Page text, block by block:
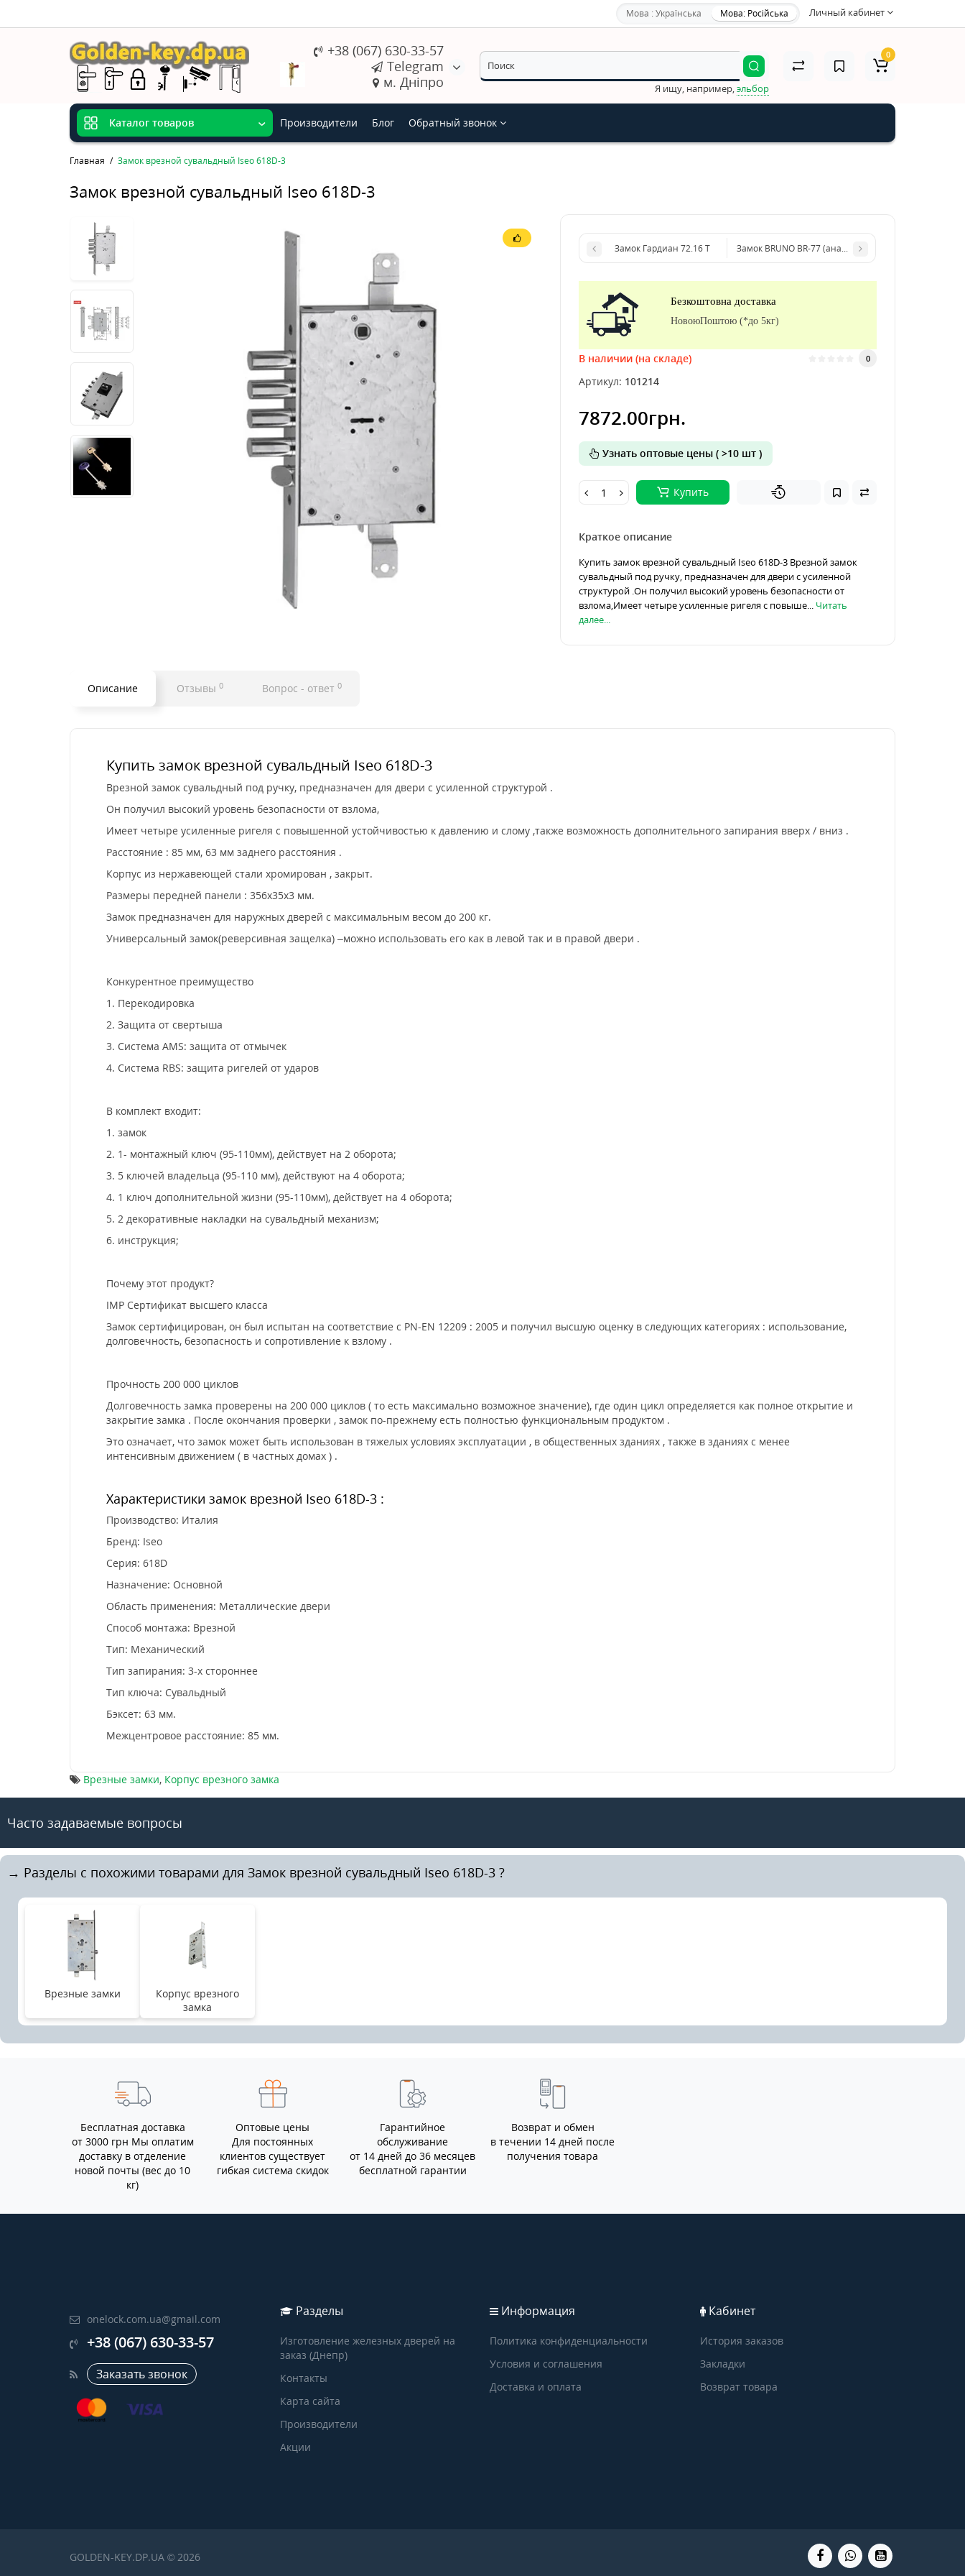
Личный кабинет
Мова : Українська Мова: Російська
+38 (067) 630-33-57
Telegram
м. Дніпро
Я ищу, например, эльбор
0
Каталог товаров Производители Блог Обратный звонок
Главная Замок врезной сувальдный Iseo 618D-3
Замок врезной сувальдный Iseo 618D-3
Замок Гардиан 72.16 T Замок BRUNO BR-77 (аналог Гардиан 10.11) + ручки
Безкоштовна доставка
НовоюПоштою (*до 5кг)
В наличии (на складе) 0
Артикул: 101214
7872.00грн.
Узнать оптовые цены ( >10 шт )
Купить
Краткое описание
Купить замок врезной сувальдный Iseo 618D-3 Врезной замок
сувальдный под ручку, предназначен для двери с усиленной
структурой .Он получил высокий уровень безопасности от
взлома,Имеет четыре усиленные ригеля с повыше... Читать
далее...
Описание Отзывы 0 Вопрос - ответ 0
Купить замок врезной сувальдный Iseo 618D-3
Врезной замок сувальдный под ручку, предназначен для двери с усиленной структурой .
Он получил высокий уровень безопасности от взлома,
Имеет четыре усиленные ригеля с повышенной устойчивостью к давлению и слому ,также возможность дополнительного запирания вверх / вниз .
Расстояние : 85 мм, 63 мм заднего расстояния .
Корпус из нержавеющей стали хромирован , закрыт.
Размеры передней панели : 356x35x3 мм.
Замок предназначен для наружных дверей с максимальным весом до 200 кг.
Универсальный замок(реверсивная защелка) –можно использовать его как в левой так и в правой двери .
Конкурентное преимущество
1. Перекодировка
2. Защита от свертыша
3. Система AMS: защита от отмычек
4. Система RBS: защита ригелей от ударов
В комплект входит:
1. замок
2. 1- монтажный ключ (95-110мм), действует на 2 оборота;
3. 5 ключей владельца (95-110 мм), действуют на 4 оборота;
4. 1 ключ дополнительной жизни (95-110мм), действует на 4 оборота;
5. 2 декоративные накладки на сувальдный механизм;
6. инструкция;
Почему этот продукт?
IMP Сертификат высшего класса
Замок сертифицирован, он был испытан на соответствие с PN-EN 12209 : 2005 и получил высшую оценку в следующих категориях : использование,
долговечность, безопасность и сопротивление к взлому .
Прочность 200 000 циклов
Долговечность замка проверены на 200 000 циклов ( то есть максимально возможное значение), где один цикл определяется как полное открытие и
закрытие замка . После окончания проверки , замок по-прежнему есть полностью функциональным продуктом .
Это означает, что замок может быть использован в тяжелых условиях эксплуатации , в общественных зданиях , также в зданиях с менее
интенсивным движением ( в частных домах ) .
Характеристики замок врезной Iseo 618D-3 :
Производство: Италия
Бренд: Iseo
Серия: 618D
Назначение: Основной
Область применения: Металлические двери
Способ монтажа: Врезной
Тип: Механический
Тип запирания: 3-х стороннее
Тип ключа: Сувальдный
Бэксет: 63 мм.
Межцентровое расстояние: 85 мм.
Врезные замки, Корпус врезного замка
Часто задаваемые вопросы
→ Разделы с похожими товарами для Замок врезной сувальдный Iseo 618D-3 ?
Врезные замки
Корпус врезного
замка
Бесплатная доставка
от 3000 грн Мы оплатим
доставку в отделение
новой почты (вес до 10
кг)
Оптовые цены
Для постоянных
клиентов существует
гибкая система скидок
Гарантийное
обслуживание
от 14 дней до 36 месяцев
бесплатной гарантии
Возврат и обмен
в течении 14 дней после
получения товара
onelock.com.ua@gmail.com
+38 (067) 630-33-57
Заказать звонок
Разделы
Изготовление железных дверей на
заказ (Днепр)
Контакты
Карта сайта
Производители
Акции
Информация
Политика конфиденциальности
Условия и соглашения
Доставка и оплата
Кабинет
История заказов
Закладки
Возврат товара
GOLDEN-KEY.DP.UA © 2026